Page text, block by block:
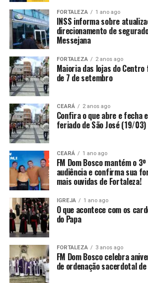
FORTALEZA 1 ano ago
INSS informa sobre
direcionamento de
Messejana
FORTALEZA 2 anos ago
Maioria das lojas do
de 7 de setembro
CEARÁ 2 anos ago
Confira o que abre e fecha
feriado de São José (19/03)
CEARÁ 1 ano ago
FM Dom Bosco mantém o
audiência e confirma sua
mais ouvidas de Fortaleza!
IGREJA 1 ano ago
O que acontece com os
do Papa
FORTALEZA 3 anos ago
FM Dom Bosco celebra
de ordenação sacerdotal